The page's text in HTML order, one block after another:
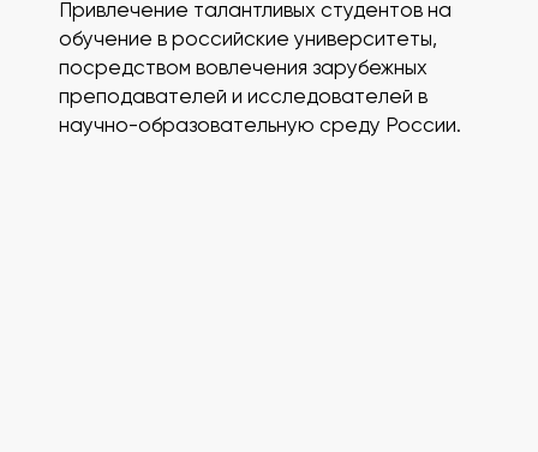
Привлечение талантливых студентов на
обучение в российские университеты,
посредством вовлечения зарубежных
преподавателей и исследователей в
научно-образовательную среду России.